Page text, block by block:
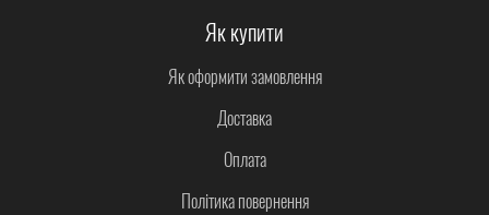
Як купити
Як оформити замовлення
Доставка
Оплата
Політика повернення